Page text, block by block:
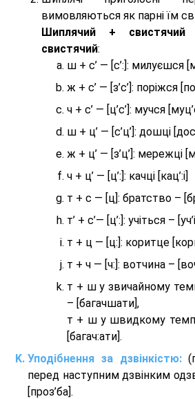
вимовляються як парні їм
Шиплячий +
свистячий:
ш + с’ — [с’:]: милуєшся
ж + с’ — [з’с’]: поріжся
ч + с’ — [ц’с’]: мучся
ш + ц’ — [с’ц’]: дошці
ж + ц’ — [з’ц’]: мережці
ч + ц’ — [ц’:]: качці [кац’:і]
т + с — [ц]: братство –
т’ + с’— [ц’:]: учіться –
т + ц — [ц:]: коритце
т + ч — [ч:]: вотчина –
т + ш у звичайному
– [багачшати],
т + ш у швидкому
[багач:ати].
Уподібнення за дзвінкістю:
перед наступним дзвінким
[проз’ба].